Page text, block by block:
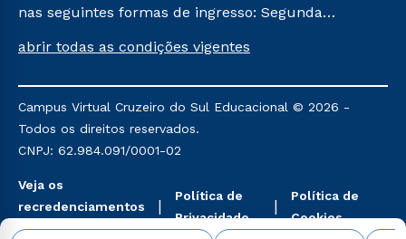
nas seguintes formas de ingresso: Segunda
Já para as demais, a taxa de matrícula será de R$
mencionadas são referentes aos cursos: Ensino
Religioso, Geografia para a Docência e Metodologia
do Ensino de História: Questões Atuais.
abrir todas as condições vigentes
Campus Virtual Cruzeiro do Sul Educacional © 2026 -
Todos os direitos reservados.
CNPJ: 62.984.091/0001-02
Veja os
recredenciamentos
aqui
Política de
Privacidade
Política de
Cookies